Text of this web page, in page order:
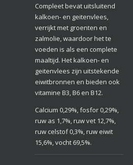
Compleet bevat uitsluitend
kalkoen- en geitenvlees,
verrijkt met groenten en
zalmolie, waardoor het te
voeden is als een complete
maaltijd. Het kalkoen- en
geitenvlees zijn uitstekende
eiwitbronnen en bieden ook
vitamine B3, B6 en B12.
Calcium 0,29%, fosfor 0,29%,
ruw as 1,7%, ruw vet 12,7%,
ruw celstof 0,3%, ruw eiwit
15,6%, vocht 69,5%.